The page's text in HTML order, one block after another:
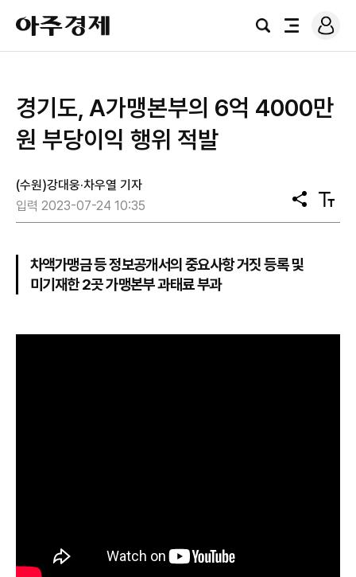
아
주
경
검
전
로
그
경기도, A가맹본부의 6억 4000만
원 부당이익 행위 적발
(수원)강대웅·차우열 기자
입력 2023-07-24 10:35
공
유
텍
스
차액가맹금 등 정보공개서의 중요사항 거짓 등록 및
미기재한 2곳 가맹본부 과태료 부과